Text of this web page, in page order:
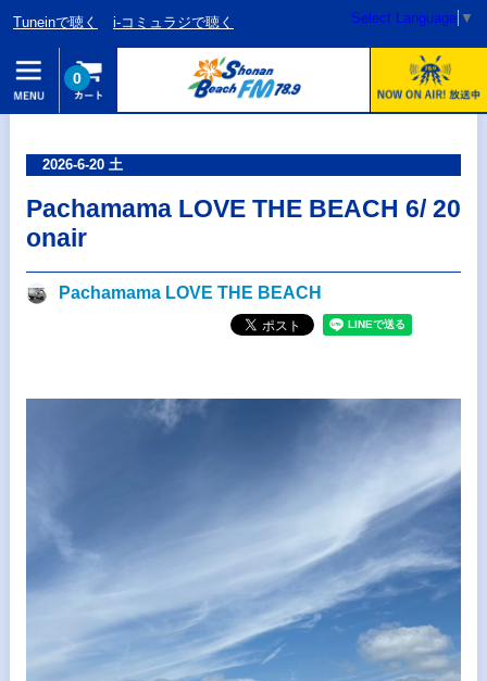
Tuneinで聴く i-コミュラジで聴く Select Language ▼
0
2026-6-20 土
Pachamama LOVE THE BEACH 6/ 20
onair
Pachamama LOVE THE BEACH